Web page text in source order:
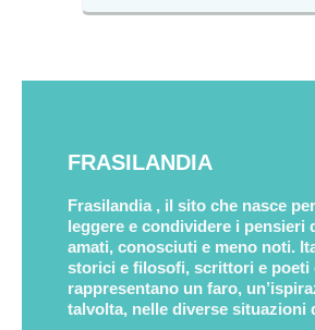
FRASILANDIA
Frasilandia , il sito che nasce
leggere e condividere i pensieri
amati, conosciuti e meno noti.
storici e filosofi, scrittori e poeti
rappresentano un faro,
talvolta, nelle diverse situazioni